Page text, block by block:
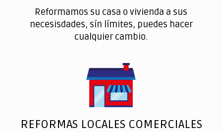
Reformamos su casa o vivienda a sus
necesisdades, sín límites, puedes hacer
cualquier cambio.
REFORMAS LOCALES COMERCIALES